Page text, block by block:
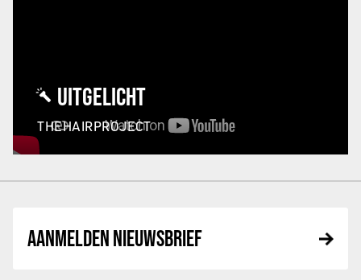
UITGELICHT
THEHAIRPROJECT
AANMELDEN NIEUWSBRIEF